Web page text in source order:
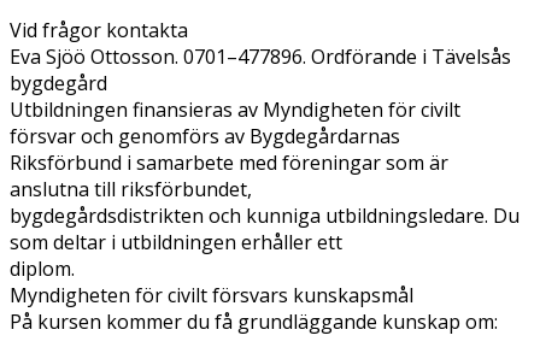
Vid frågor kontakta
Eva Sjöö Ottosson. 0701–477896. Ordförande i Tävelsås
bygdegård
Utbildningen finansieras av Myndigheten för civilt
försvar och genomförs av Bygdegårdarnas
Riksförbund i samarbete med föreningar som är
anslutna till riksförbundet,
bygdegårdsdistrikten och kunniga utbildningsledare. Du
som deltar i utbildningen erhåller ett
diplom.
Myndigheten för civilt försvars kunskapsmål
På kursen kommer du få grundläggande kunskap om: